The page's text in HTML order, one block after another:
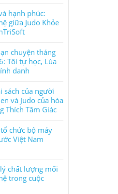
hạnh phúc:
giữa Judo Khỏe
chuyện tháng
Tôi tự học, Lùa
danh
sách của người
và Judo của hòa
Thích Tâm Giác
chức bộ máy
Việt Nam
chất lượng mối
trong cuộc